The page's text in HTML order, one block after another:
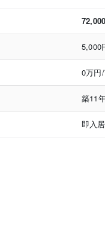
5,000
0万円
築11
即入